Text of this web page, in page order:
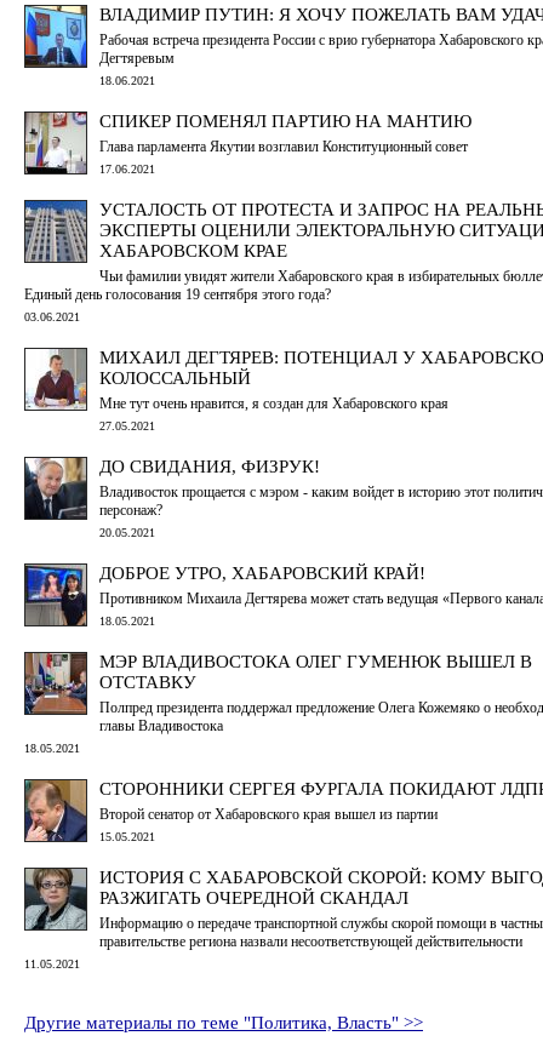
ВЛАДИМИР ПУТИН: Я ХОЧУ ПОЖЕЛАТЬ ВАМ
Рабочая встреча президента России с врио губернатора Хабаровского
Дегтяревым
18.06.2021
СПИКЕР ПОМЕНЯЛ ПАРТИЮ НА МАНТИЮ
Глава парламента Якутии возглавил Конституционный совет
17.06.2021
УСТАЛОСТЬ ОТ ПРОТЕСТА И ЗАПРОС НА
ЭКСПЕРТЫ ОЦЕНИЛИ ЭЛЕКТОРАЛЬНУЮ
ХАБАРОВСКОМ КРАЕ
Чьи фамилии увидят жители Хабаровского края в избирательных
Единый день голосования 19 сентября этого года?
03.06.2021
МИХАИЛ ДЕГТЯРЕВ: ПОТЕНЦИАЛ У
КОЛОССАЛЬНЫЙ
Мне тут очень нравится, я создан для Хабаровского края
27.05.2021
ДО СВИДАНИЯ, ФИЗРУК!
Владивосток прощается с мэром - каким войдет в историю этот
персонаж?
20.05.2021
ДОБРОЕ УТРО, ХАБАРОВСКИЙ КРАЙ!
Противником Михаила Дегтярева может стать ведущая «Первого
18.05.2021
МЭР ВЛАДИВОСТОКА ОЛЕГ ГУМЕНЮК ВЫШЕЛ В
ОТСТАВКУ
Полпред президента поддержал предложение Олега Кожемяко о
главы Владивостока
18.05.2021
СТОРОННИКИ СЕРГЕЯ ФУРГАЛА ПОКИДАЮТ
Второй сенатор от Хабаровского края вышел из партии
15.05.2021
ИСТОРИЯ С ХАБАРОВСКОЙ СКОРОЙ: КОМУ
РАЗЖИГАТЬ ОЧЕРЕДНОЙ СКАНДАЛ
Информацию о передаче транспортной службы скорой помощи в
правительстве региона назвали несоответствующей действительности
11.05.2021
Другие материалы по теме "Политика, Власть" >>